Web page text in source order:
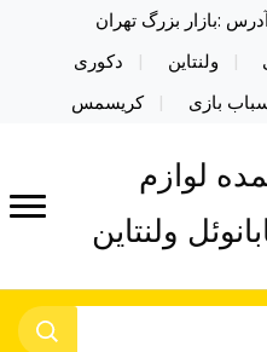
:بازار بزرگ تهران
ولنتاین
دکوری
بازی کریسمس
لوازم
ولنتاین